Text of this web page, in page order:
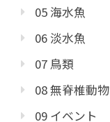
05 海水魚
06 淡水魚
07 鳥類
08 無脊椎動物
09 イベント